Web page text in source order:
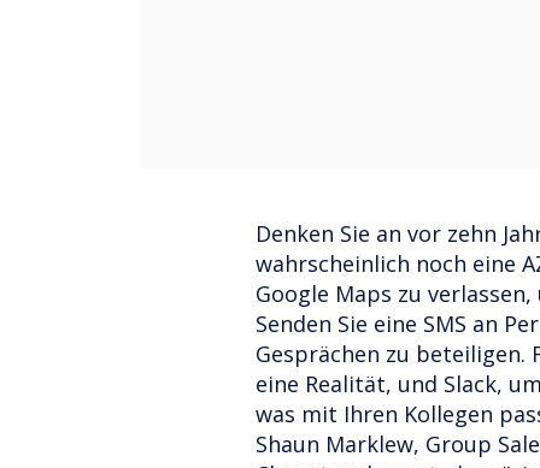
Denken Sie an vor zehn
wahrscheinlich noch eine
Google Maps zu
Senden Sie eine SMS an
Gesprächen zu beteiligen.
eine Realität, und Slack,
was mit Ihren Kollegen
Shaun Marklew, Group